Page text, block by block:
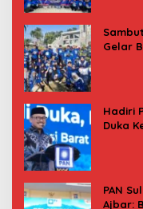
Gelar
Hadiri
Duka
PAN
Ajbar: